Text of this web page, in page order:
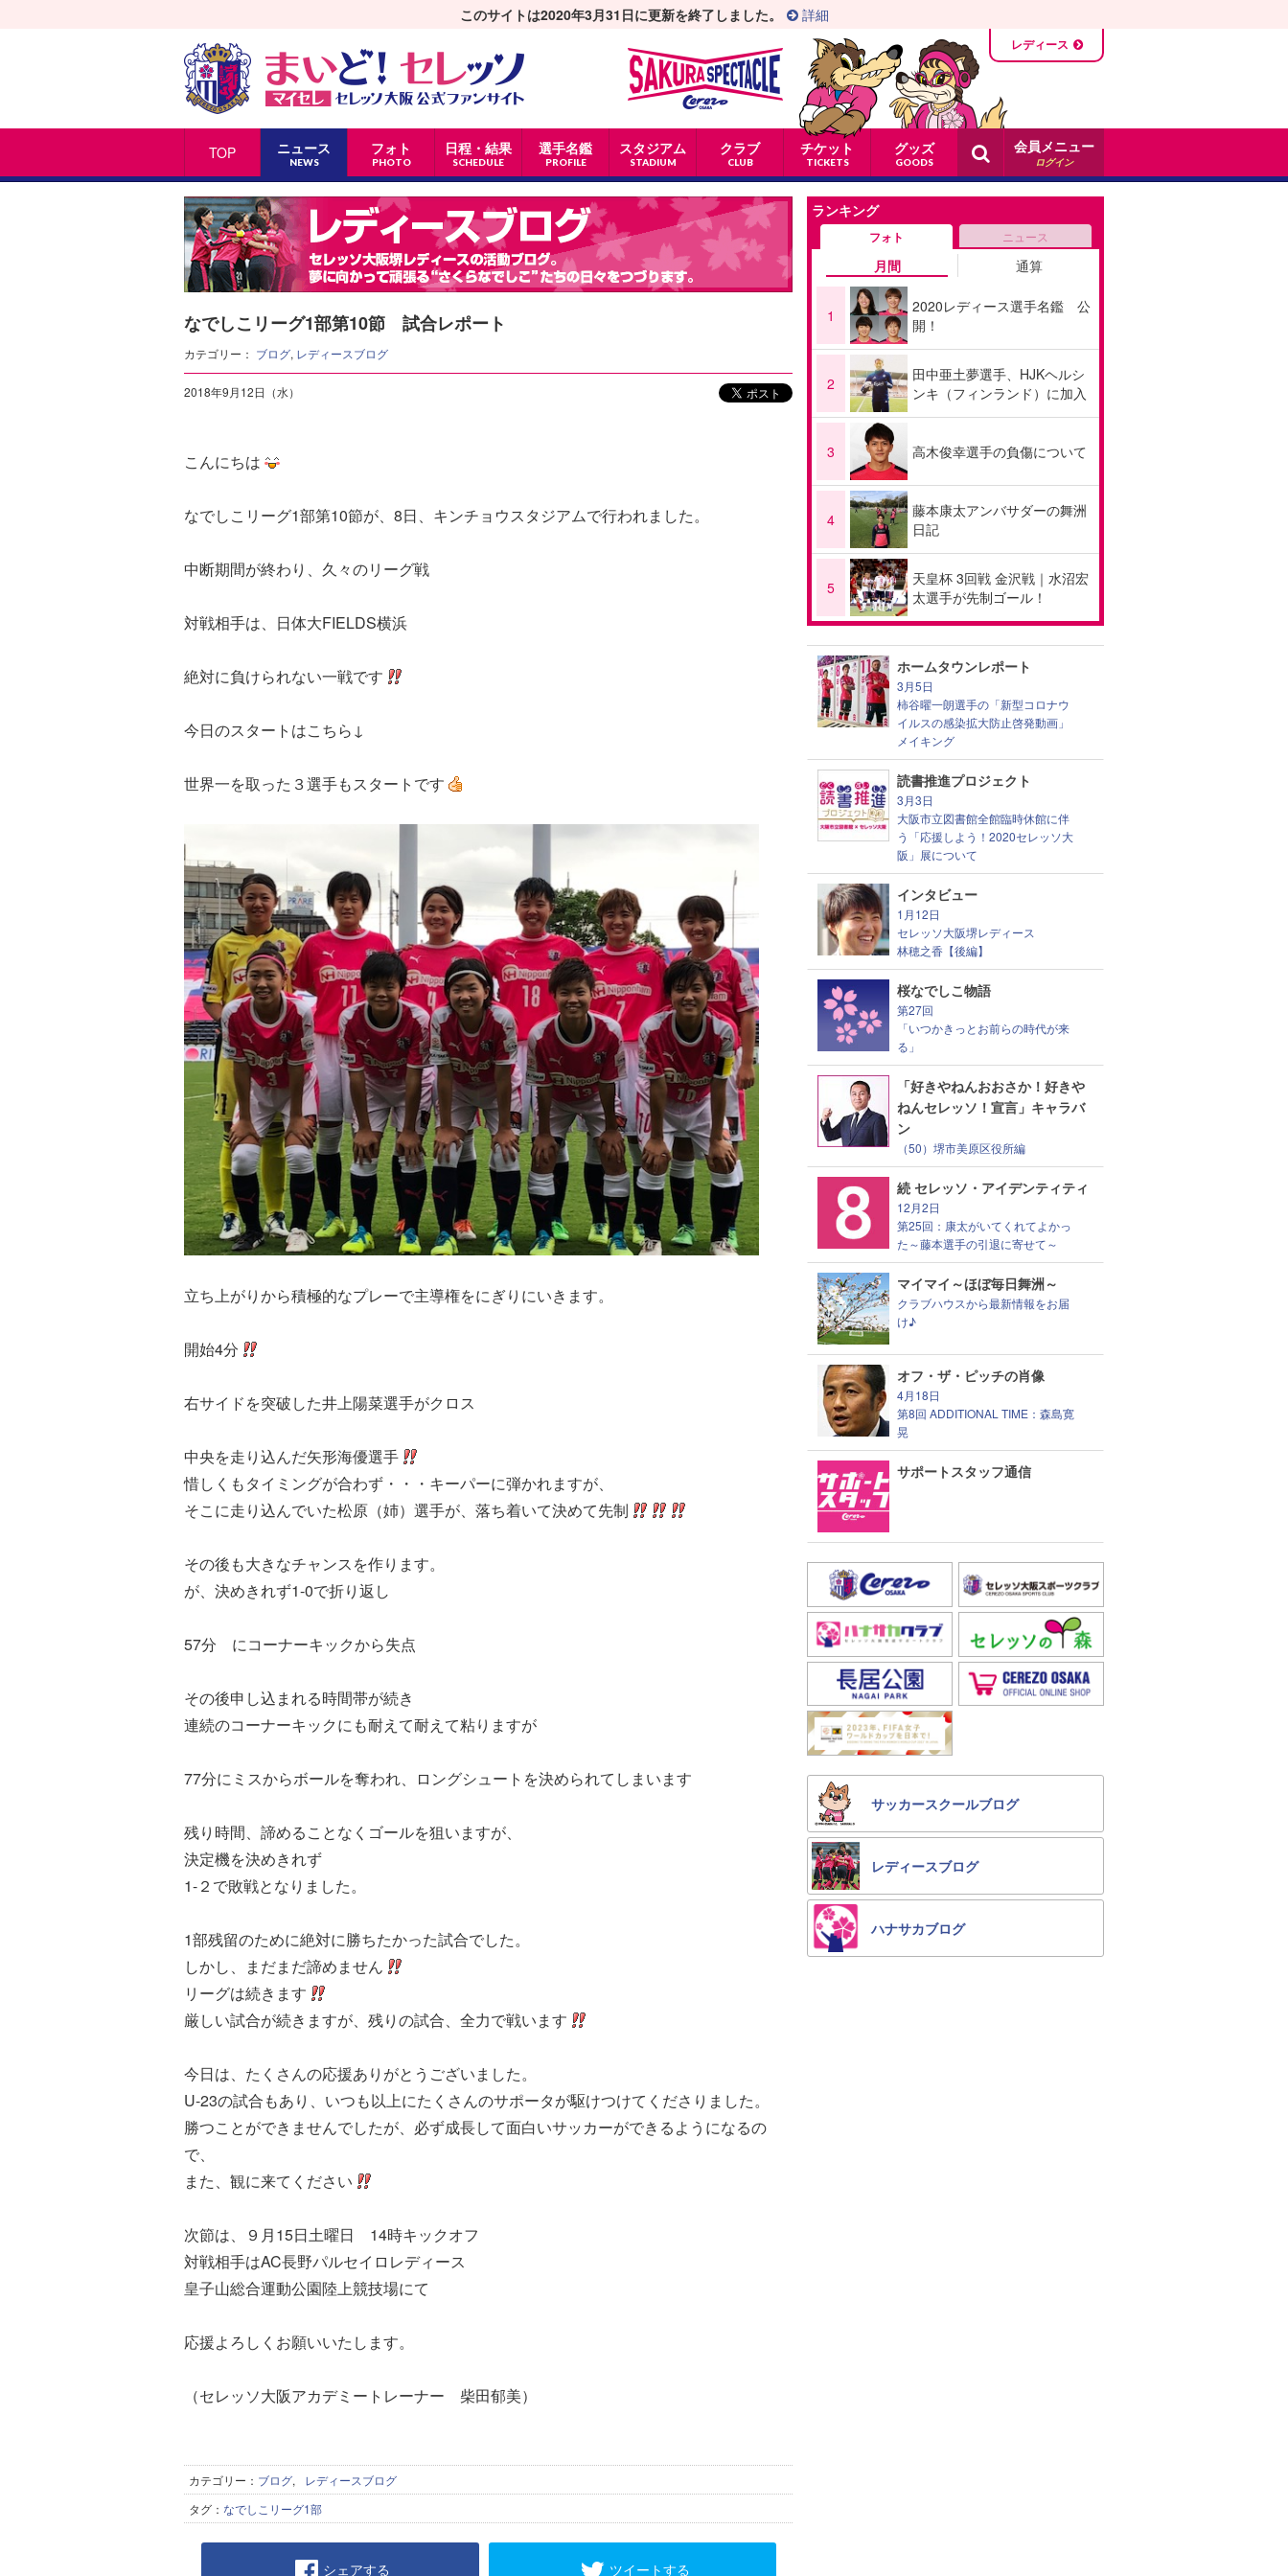
TOP ニュース
NEWS
フォト
PHOTO
日程・結果
SCHEDULE
選手名鑑
PROFILE
スタジアム
STADIUM
クラブ
CLUB
チケット
TICKETS
グッズ
GOODS
このサイトは2020年3月31日に更新を終了しました。 詳細
レディース
会員メニュー
ログイン
なでしこリーグ1部第10節 試合レポート
カテゴリー： ブログ, レディースブログ
2018年9月12日（水）
こんにちは
なでしこリーグ1部第10節が、8日、キンチョウスタジアムで行われました。
中断期間が終わり、久々のリーグ戦
対戦相手は、日体大FIELDS横浜
絶対に負けられない一戦です
今日のスタートはこちら↓
世界一を取った３選手もスタートです
立ち上がりから積極的なプレーで主導権をにぎりにいきます。
開始4分
右サイドを突破した井上陽菜選手がクロス
中央を走り込んだ矢形海優選手
惜しくもタイミングが合わず・・・キーパーに弾かれますが、
そこに走り込んでいた松原（姉）選手が、落ち着いて決めて先制
その後も大きなチャンスを作ります。
が、決めきれず1-0で折り返し
57分 にコーナーキックから失点
その後申し込まれる時間帯が続き
連続のコーナーキックにも耐えて耐えて粘りますが
77分にミスからボールを奪われ、ロングシュートを決められてしまいます
残り時間、諦めることなくゴールを狙いますが、
決定機を決めきれず
1-２で敗戦となりました。
1部残留のために絶対に勝ちたかった試合でした。
しかし、まだまだ諦めません
リーグは続きます
厳しい試合が続きますが、残りの試合、全力で戦います
今日は、たくさんの応援ありがとうございました。
U-23の試合もあり、いつも以上にたくさんのサポータが駆けつけてくださりました。
勝つことができませんでしたが、必ず成長して面白いサッカーができるようになるの
で、
また、観に来てください
次節は、９月15日土曜日 14時キックオフ
対戦相手はAC長野パルセイロレディース
皇子山総合運動公園陸上競技場にて
応援よろしくお願いいたします。
（セレッソ大阪アカデミートレーナー 柴田郁美）
カテゴリー： ブログ,
レディースブログ
タグ： なでしこリーグ1部
シェアする ツイートする
ランキング
フォト ニュース
月間 通算
1
2020レディース選手名鑑 公
開！
2
田中亜土夢選手、HJKヘルシ
ンキ（フィンランド）に加入
3 高木俊幸選手の負傷について
4
藤本康太アンバサダーの舞洲
日記
5
天皇杯 3回戦 金沢戦｜水沼宏
太選手が先制ゴール！
ホームタウンレポート
3月5日
柿谷曜一朗選手の「新型コロナウ
イルスの感染拡大防止啓発動画」
メイキング
読書推進プロジェクト
3月3日
大阪市立図書館全館臨時休館に伴
う「応援しよう！2020セレッソ大
阪」展について
インタビュー
1月12日
セレッソ大阪堺レディース
林穂之香【後編】
桜なでしこ物語
第27回
「いつかきっとお前らの時代が来
る」
「好きやねんおおさか！好きや
ねんセレッソ！宣言」キャラバ
ン
（50）堺市美原区役所編
続 セレッソ・アイデンティティ
12月2日
第25回：康太がいてくれてよかっ
た～藤本選手の引退に寄せて～
マイマイ～ほぼ毎日舞洲～
クラブハウスから最新情報をお届
け♪
オフ・ザ・ピッチの肖像
4月18日
第8回 ADDITIONAL TIME：森島寛
晃
サポートスタッフ通信
サッカースクールブログ
レディースブログ
ハナサカブログ